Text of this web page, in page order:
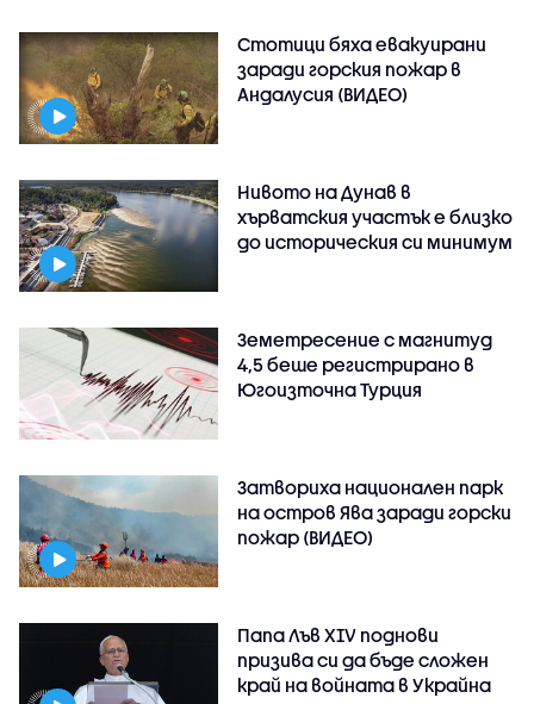
Стотици бяха евакуирани
заради горския пожар в
Андалусия (ВИДЕО)
Нивото на Дунав в
хърватския участък е близко
до историческия си минимум
Земетресение с магнитуд
4,5 беше регистрирано в
Югоизточна Турция
Затвориха национален парк
на остров Ява заради горски
пожар (ВИДЕО)
Папа Лъв XIV поднови
призива си да бъде сложен
край на войната в Украйна